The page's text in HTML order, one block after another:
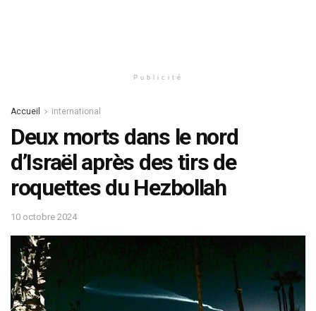
Publicité
Accueil international
Deux morts dans le nord
d’Israël après des tirs de
roquettes du Hezbollah
10 octobre 2024